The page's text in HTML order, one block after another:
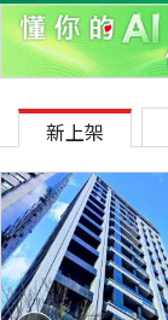
新上架